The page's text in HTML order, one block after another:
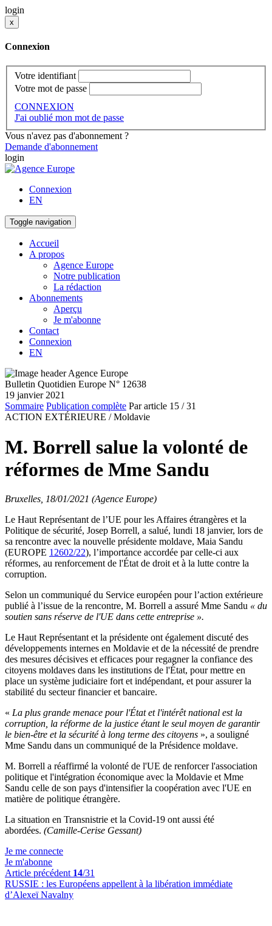
login
x
Connexion
Votre identifiant
Votre mot de passe
CONNEXION
J'ai oublié mon mot de passe
Vous n'avez pas d'abonnement ?
Demande d'abonnement
login
Connexion
EN
Toggle navigation
Accueil
A propos
Agence Europe
Notre publication
La rédaction
Abonnements
Aperçu
Je m'abonne
Contact
Connexion
EN
Bulletin Quotidien Europe N° 12638
19 janvier 2021
Sommaire Publication complète Par article 15 / 31
ACTION EXTÉRIEURE / Moldavie
M. Borrell salue la volonté de
réformes de Mme Sandu
Bruxelles, 18/01/2021 (Agence Europe)
Le Haut Représentant de l’UE pour les Affaires étrangères et la
Politique de sécurité, Josep Borrell, a salué, lundi 18 janvier, lors de
sa rencontre avec la nouvelle présidente moldave, Maia Sandu
(EUROPE 12602/22), l’importance accordée par celle-ci aux
réformes, au renforcement de l'État de droit et à la lutte contre la
corruption.
Selon un communiqué du Service européen pour l’action extérieure
publié à l’issue de la rencontre, M. Borrell a assuré Mme Sandu « du
soutien sans réserve de l'UE dans cette entreprise ».
Le Haut Représentant et la présidente ont également discuté des
développements internes en Moldavie et de la nécessité de prendre
des mesures décisives et efficaces pour regagner la confiance des
citoyens moldaves dans les institutions de l'État, pour mettre en
place un système judiciaire fort et indépendant, et pour assurer la
stabilité du secteur financier et bancaire.
« La plus grande menace pour l'État et l'intérêt national est la
corruption, la réforme de la justice étant le seul moyen de garantir
le bien-être et la sécurité à long terme des citoyens », a souligné
Mme Sandu dans un communiqué de la Présidence moldave.
M. Borrell a réaffirmé la volonté de l'UE de renforcer l'association
politique et l'intégration économique avec la Moldavie et Mme
Sandu celle de son pays d'intensifier la coopération avec l'UE en
matière de politique étrangère.
La situation en Transnistrie et la Covid-19 ont aussi été
abordées. (Camille-Cerise Gessant)
Je me connecte
Je m'abonne
Article précédent 14/31
RUSSIE : les Européens appellent à la libération immédiate
d’Alexeï Navalny